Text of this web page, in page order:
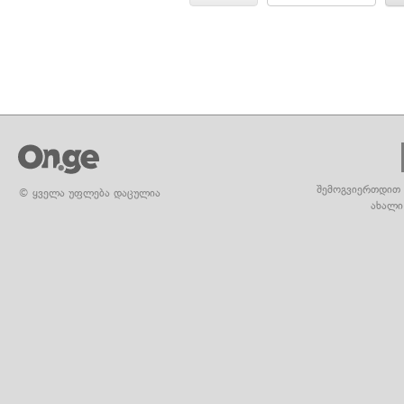
© ყველა უფლება დაცულია
შემოგვიერთდით
ახალი